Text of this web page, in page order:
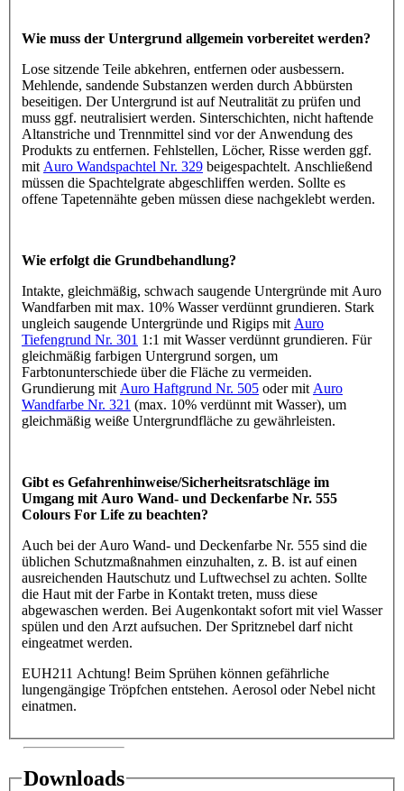
Wie muss der Untergrund allgemein vorbereitet werden?
Lose sitzende Teile abkehren, entfernen oder ausbessern.
Mehlende, sandende Substanzen werden durch Abbürsten
beseitigen. Der Untergrund ist auf Neutralität zu prüfen und
muss ggf. neutralisiert werden. Sinterschichten, nicht haftende
Altanstriche und Trennmittel sind vor der Anwendung des
Produkts zu entfernen. Fehlstellen, Löcher, Risse werden ggf.
mit Auro Wandspachtel Nr. 329 beigespachtelt. Anschließend
müssen die Spachtelgrate abgeschliffen werden. Sollte es
offene Tapetennähte geben müssen diese nachgeklebt werden.
Wie erfolgt die Grundbehandlung?
Intakte, gleichmäßig, schwach saugende Untergründe mit Auro
Wandfarben mit max. 10% Wasser verdünnt grundieren. Stark
ungleich saugende Untergründe und Rigips mit Auro
Tiefengrund Nr. 301 1:1 mit Wasser verdünnt grundieren. Für
gleichmäßig farbigen Untergrund sorgen, um
Farbtonunterschiede über die Fläche zu vermeiden.
Grundierung mit Auro Haftgrund Nr. 505 oder mit Auro
Wandfarbe Nr. 321 (max. 10% verdünnt mit Wasser), um
gleichmäßig weiße Untergrundfläche zu gewährleisten.
Gibt es Gefahrenhinweise/Sicherheitsratschläge im
Umgang mit Auro Wand- und Deckenfarbe Nr. 555
Colours For Life zu beachten?
Auch bei der Auro Wand- und Deckenfarbe Nr. 555 sind die
üblichen Schutzmaßnahmen einzuhalten, z. B. ist auf einen
ausreichenden Hautschutz und Luftwechsel zu achten. Sollte
die Haut mit der Farbe in Kontakt treten, muss diese
abgewaschen werden. Bei Augenkontakt sofort mit viel Wasser
spülen und den Arzt aufsuchen. Der Spritznebel darf nicht
eingeatmet werden.
EUH211 Achtung! Beim Sprühen können gefährliche
lungengängige Tröpfchen entstehen. Aerosol oder Nebel nicht
einatmen.
Downloads